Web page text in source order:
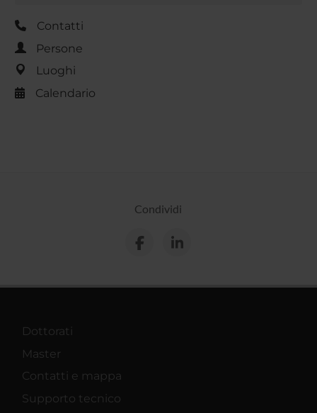
Contatti
Persone
Luoghi
Calendario
Condividi
Dottorati
Master
Contatti e mappa
Supporto tecnico